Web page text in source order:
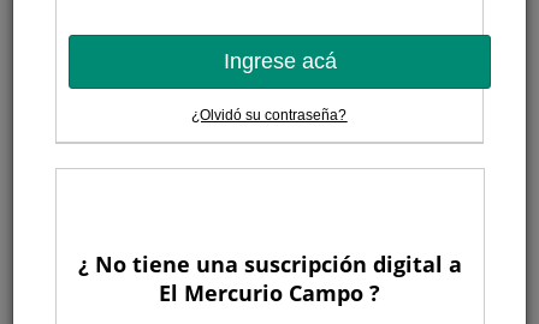
Economía y gestión
Gregorio Billikopf
Gonzalo Manzano
Gustavo Rojas
Ingrese acá
¿Olvidó su contraseña?
¿ No tiene una suscripción digital a
El Mercurio Campo ?